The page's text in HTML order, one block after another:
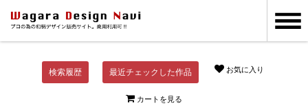
検索履歴 最近チェックした作品 お気に入り
カートを見る